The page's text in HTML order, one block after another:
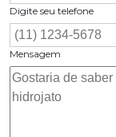
Digite seu telefone
Mensagem